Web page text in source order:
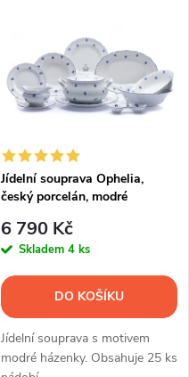
Jídelní souprava Ophelia,
český porcelán, modré
6 790 Kč
Skladem 4 ks
DO KOŠÍKU
Jídelní souprava s motivem
modré házenky. Obsahuje 25 ks